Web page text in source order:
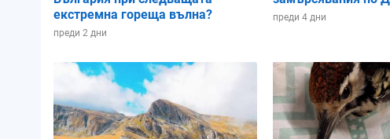
екстремна гореща вълна?
преди 2 дни
преди 4 дни